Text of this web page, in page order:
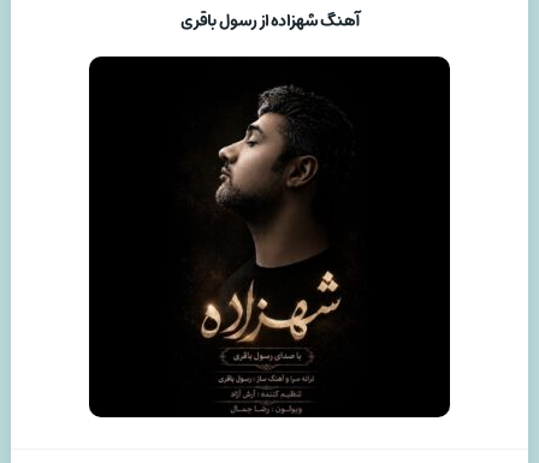
آهنگ شهزاده از رسول باقری